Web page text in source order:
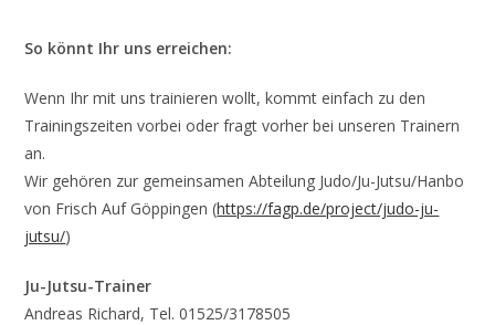
So könnt Ihr uns erreichen:
Wenn Ihr mit uns trainieren wollt, kommt einfach zu den
Trainingszeiten vorbei oder fragt vorher bei unseren Trainern
an.
Wir gehören zur gemeinsamen Abteilung Judo/Ju-Jutsu/Hanbo
von Frisch Auf Göppingen (https://fagp.de/project/judo-ju-
jutsu/)
Ju-Jutsu-Trainer
Andreas Richard, Tel. 01525/3178505